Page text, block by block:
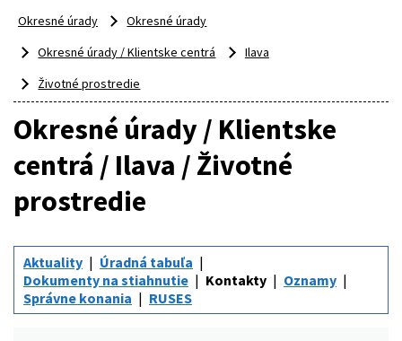
Okresné úrady
Okresné úrady
Okresné úrady / Klientske centrá
Ilava
Životné prostredie
Okresné úrady / Klientske
centrá / Ilava / Životné
prostredie
Aktuality
Úradná tabuľa
Dokumenty na stiahnutie
Kontakty
Oznamy
Správne konania
RUSES